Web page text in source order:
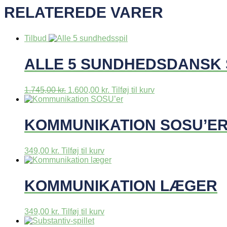
RELATEREDE VARER
Tilbud
ALLE 5 SUNDHEDSDANSK
1.745,00kr. Den
oprindelige
1.745,00 kr..
1.600,00 kr. Den
aktuelle
1.600,00 kr..
Tilføj til kurv
KOMMUNIKATION
349,00 kr. Tilføj til kurv
KOMMUNIKATION LÆGER
349,00 kr. Tilføj til kurv